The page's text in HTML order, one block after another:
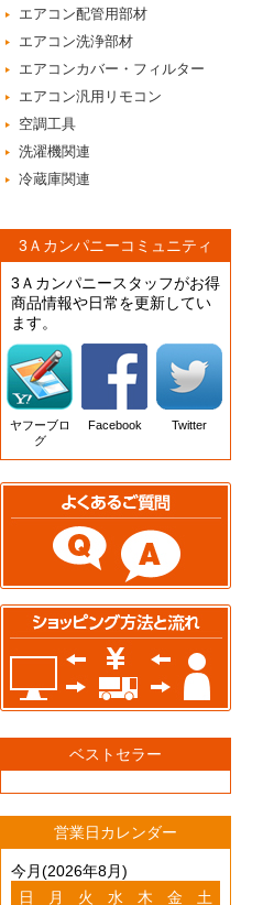
エアコン配管用部材
エアコン洗浄部材
エアコンカバー・フィルター
エアコン汎用リモコン
空調工具
洗濯機関連
冷蔵庫関連
3Ａカンパニーコミュニティ
3Ａカンパニースタッフがお得
商品情報や日常を更新してい
ます。
ヤフーブロ
グ
Facebook Twitter
ベストセラー
営業日カレンダー
今月(2026年8月)
日
月 火 水 木 金
土